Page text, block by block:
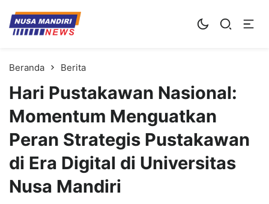
Kampus Digital Bisnis
Universitas Nusa Mandiri
Beranda Berita
Hari Pustakawan Nasional:
Momentum Menguatkan
Peran Strategis Pustakawan
di Era Digital di Universitas
Nusa Mandiri